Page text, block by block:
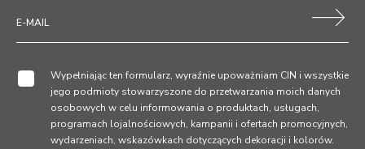
Wypełniając ten formularz, wyraźnie upoważniam CIN i wszystkie
jego podmioty stowarzyszone do przetwarzania moich danych
osobowych w celu informowania o produktach, usługach,
programach lojalnościowych, kampanii i ofertach promocyjnych,
wydarzeniach, wskazówkach dotyczących dekoracji i kolorów.